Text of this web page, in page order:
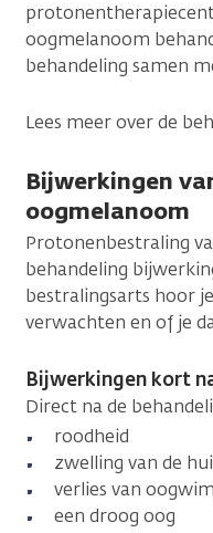
oogmelanoom
behandeling samen
Lees meer over de
Bijwerkingen
oogmelanoom
Protonenbestraling
behandeling
bestralingsarts hoor
verwachten en of je
Bijwerkingen kort
Direct na de
roodheid
zwelling van de
verlies van
een droog oog